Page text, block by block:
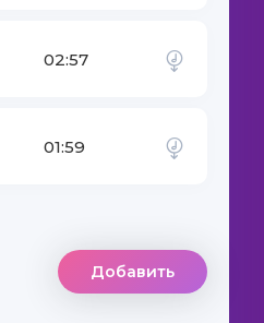
02:57
01:59
Добавить